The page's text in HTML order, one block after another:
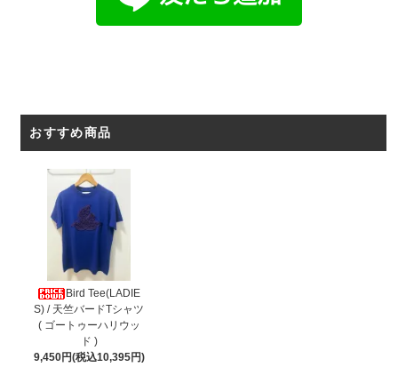
おすすめ商品
Bird Tee(LADIE
S) / 天竺バードTシャツ
( ゴートゥーハリウッ
ド )
9,450円(税込10,395円)